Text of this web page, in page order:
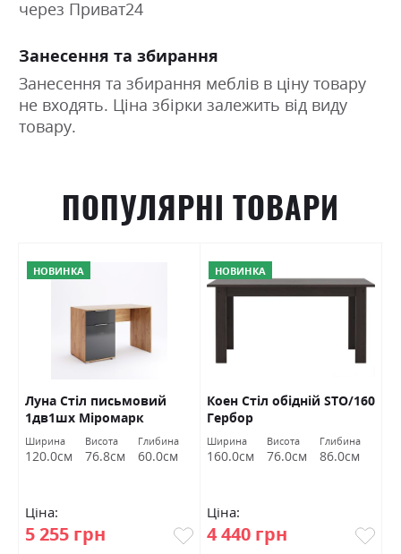
Колір (Корпус):
Колір матеріалу
вибір при оформленні
замовлення
Стиль
модерн
через Приват24
Занесення та збирання
Занесення та збирання меблів в ціну товару
не входять. Ціна збірки залежить від виду
товару.
ПОПУЛЯРНІ ТОВАРИ
НОВИНКА
Луна Стіл письмовий
1дв1шх Міромарк
Ширина
120.0см
Висота
76.8см
Глибина
60.0см
Ціна:
5 255 грн
НОВИНКА
Коен Стіл обідній STO/160
Гербор
Ширина
160.0см
Висота
76.0см
Глибина
86.0см
Ціна:
4 440 грн